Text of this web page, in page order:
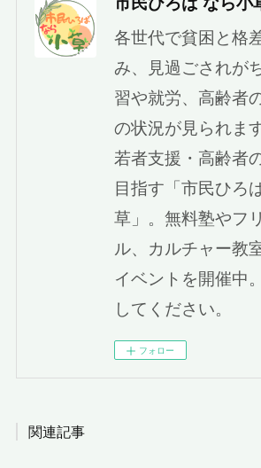
各世代で貧困と格
み、見過ごされが
習や就労、高齢者
の状況が見られま
若者支援・高齢者
目指す「市民ひろ
草」。無料塾やフ
ル、カルチャー教
イベントを開催中
してください。
フォロー
関連記事